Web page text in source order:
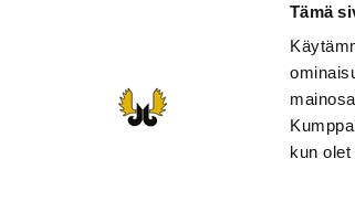
Tämä
kun